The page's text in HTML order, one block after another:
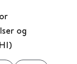
og